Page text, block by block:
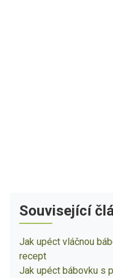
Související
Jak upéct vláčnou
recept
Jak upéct bábovku s